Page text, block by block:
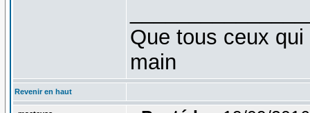
Que tous ceux
main
Revenir en haut